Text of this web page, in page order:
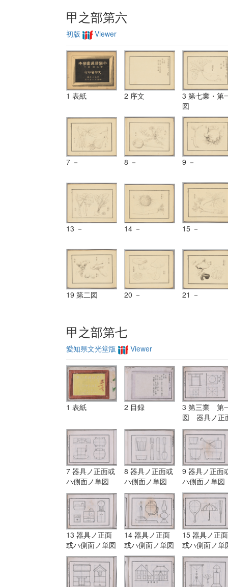
甲之部第六
初版 Viewer
1 表紙 2 序文
3 第七業・第
図
7 － 8 － 9 －
13 － 14 － 15 －
19 第二図 20 － 21 －
甲之部第七
愛知県文光堂版 Viewer
1 表紙 2 目録
3 第三業 第
図 器具ノ正
或ハ側面ノ単
7 器具ノ正面或
ハ側面ノ単図
8 器具ノ正面或
ハ側面ノ単図
9 器具ノ正面
ハ側面ノ単図
13 器具ノ正面
或ハ側面ノ単図
14 器具ノ正面
或ハ側面ノ単図
15 器具ノ正面
或ハ側面ノ単